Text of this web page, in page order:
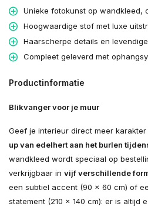
Unieke fotokunst op wandkleed,
Hoogwaardige stof met luxe
Haarscherpe details en
Compleet geleverd met
Productinformatie
Blikvanger voor je muur
Geef je interieur direct meer
up van edelhert aan het burlen
wandkleed wordt speciaal op
verkrijgbaar in vijf verschillende
een subtiel accent (90 × 60 cm) of
statement (210 × 140 cm): er is altijd